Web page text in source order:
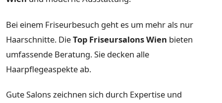
Bei einem Friseurbesuch geht es um mehr als nur
Haarschnitte. DieTop Friseursalons Wien bieten
umfassende Beratung. Sie decken alle
Haarpflegeaspekte ab.
Gute Salons zeichnen sich durch Expertise und